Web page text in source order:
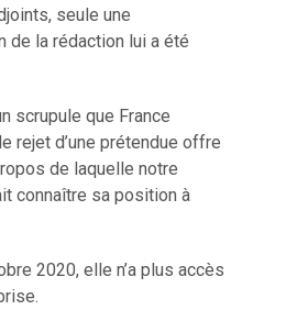
seule une
de la rédaction lui a été
scrupule que France
rejet d’une prétendue offre
de laquelle notre
connaître sa position à
2020, elle n’a plus accès